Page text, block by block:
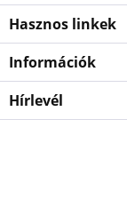
Hasznos linkek
Információk
Hírlevél